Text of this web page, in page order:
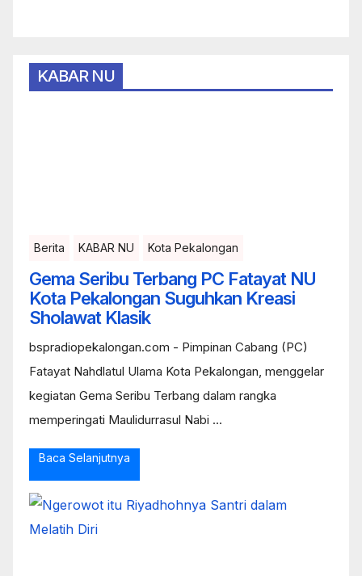
KABAR NU
Berita KABAR NU Kota Pekalongan
Gema Seribu Terbang PC Fatayat NU
Kota Pekalongan Suguhkan Kreasi
Sholawat Klasik
bspradiopekalongan.com - Pimpinan Cabang (PC)
Fatayat Nahdlatul Ulama Kota Pekalongan, menggelar
kegiatan Gema Seribu Terbang dalam rangka
memperingati Maulidurrasul Nabi ...
Baca Selanjutnya